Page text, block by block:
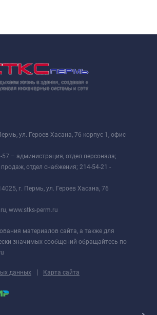
ул. Героев Хасана, 76 корпус 1, офис
– администрация, отдел персонала;
отдел снабжения; 214-54-21 -
г. Пермь, ул. Героев Хасана, 76
www.stks-perm.ru
материалов сайта, а также для
значимых сообщений обращайтесь по
данных | Карта сайта